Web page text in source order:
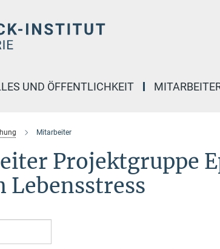
UND ÖFFENTLICHKEIT
Mitarbeiter
Projektgruppe
Lebensstress